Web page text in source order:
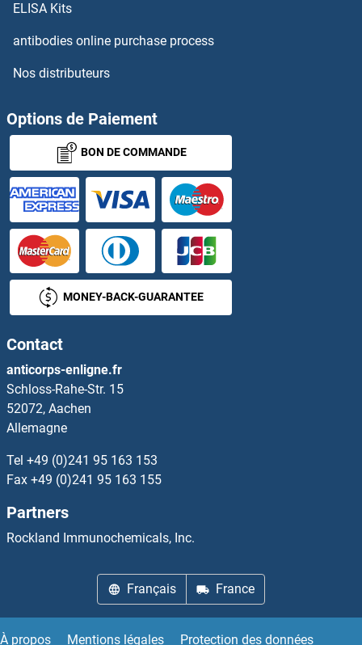
SNIP1 Kits ELISA
SNRK Kits ELISA
SNRPC Kits ELISA
SNRPD1 Kits ELISA
SNTA1 Kits ELISA
SNTB1 Kits ELISA
SNTB2 Kits ELISA
Sntn Kits ELISA
SNURF Kits ELISA
Snurportin 1 Kits ELISA
SNW1 Kits ELISA
SNX13 Kits ELISA
SNX17 Kits ELISA
SOCS1 Kits ELISA
ELISA Kits
antibodies online purchase process
Nos distributeurs
Options de Paiement
BON DE COMMANDE
MONEY-BACK-GUARANTEE
Contact
anticorps-enligne.fr
Schloss-Rahe-Str. 15
52072, Aachen
Allemagne
Tel +49 (0)241 95 163 153
Fax +49 (0)241 95 163 155
Partners
Rockland Immunochemicals, Inc.
Français France
À propos Mentions légales Protection des données